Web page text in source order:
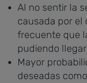
Al no sentir la
causada por el
frecuente que
pudiendo
Mayor
deseadas